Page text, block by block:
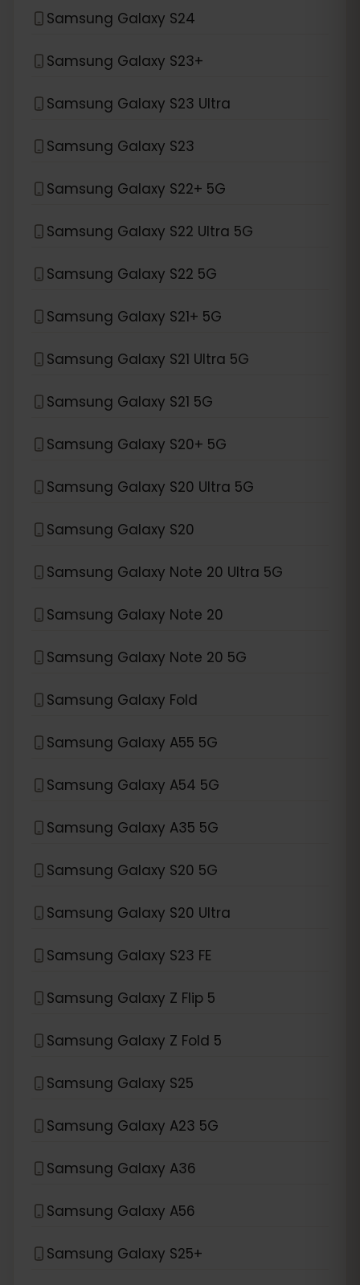
Samsung Galaxy S24
Samsung Galaxy S23+
Samsung Galaxy S23 Ultra
Samsung Galaxy S23
Samsung Galaxy S22+ 5G
Samsung Galaxy S22 Ultra 5G
Samsung Galaxy S22 5G
Samsung Galaxy S21+ 5G
Samsung Galaxy S21 Ultra 5G
Samsung Galaxy S21 5G
Samsung Galaxy S20+ 5G
Samsung Galaxy S20 Ultra 5G
Samsung Galaxy S20
Samsung Galaxy Note 20 Ultra 5G
Samsung Galaxy Note 20
Samsung Galaxy Note 20 5G
Samsung Galaxy Fold
Samsung Galaxy A55 5G
Samsung Galaxy A54 5G
Samsung Galaxy A35 5G
Samsung Galaxy S20 5G
Samsung Galaxy S20 Ultra
Samsung Galaxy S23 FE
Samsung Galaxy Z Flip 5
Samsung Galaxy Z Fold 5
Samsung Galaxy S25
Samsung Galaxy A23 5G
Samsung Galaxy A36
Samsung Galaxy A56
Samsung Galaxy S25+